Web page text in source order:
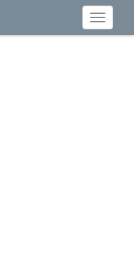
Toggle